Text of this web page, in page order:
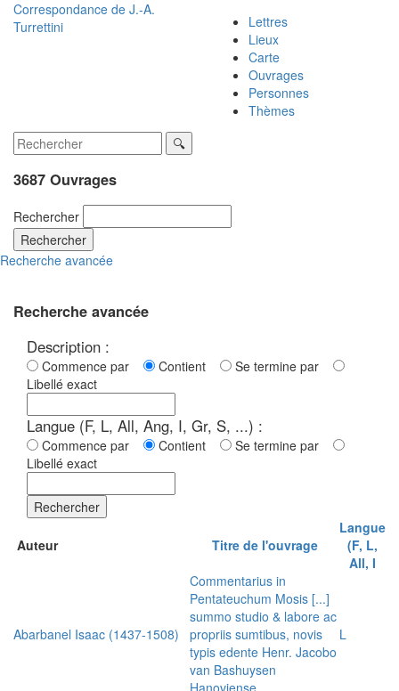
Correspondance de J.-A.
Turrettini
Lettres
Lieux
Carte
Ouvrages
Personnes
Thèmes
3687 Ouvrages
Rechercher
Rechercher
Recherche avancée
Recherche avancée
Description :
Commence par Contient
Se termine par
Libellé exact
Langue (F, L, All, Ang, I, Gr, S, ...) :
Commence par Contient
Se termine par
Libellé exact
Rechercher
Auteur Titre de l'ouvrage
Langue
(F, L,
All, I
Abarbanel Isaac (1437-1508)
Commentarius in
Pentateuchum Mosis [...]
summo studio & labore ac
propriis sumtibus, novis
typis edente Henr. Jacobo
van Bashuysen
Hanoviense
L